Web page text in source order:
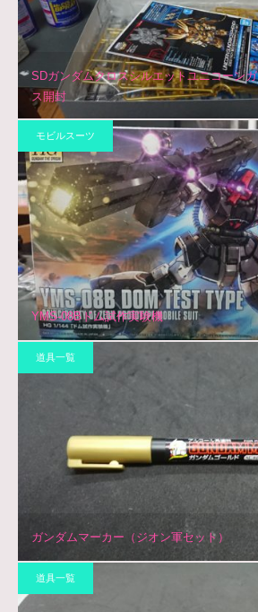
SDガンダムクロスシルエットユニコーン
ス開封
モビルスーツ
YMS-08Bドム試作実験機
道具一覧
ガンダムマーカー（ジオン軍セット）
道具一覧